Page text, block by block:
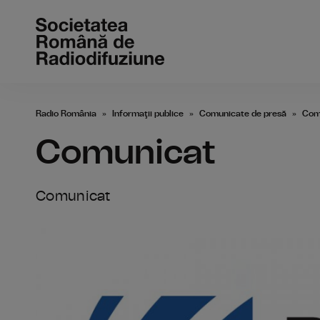
Radio România Informaţii publice Comunicate de presă
Comunicat
Comunicat